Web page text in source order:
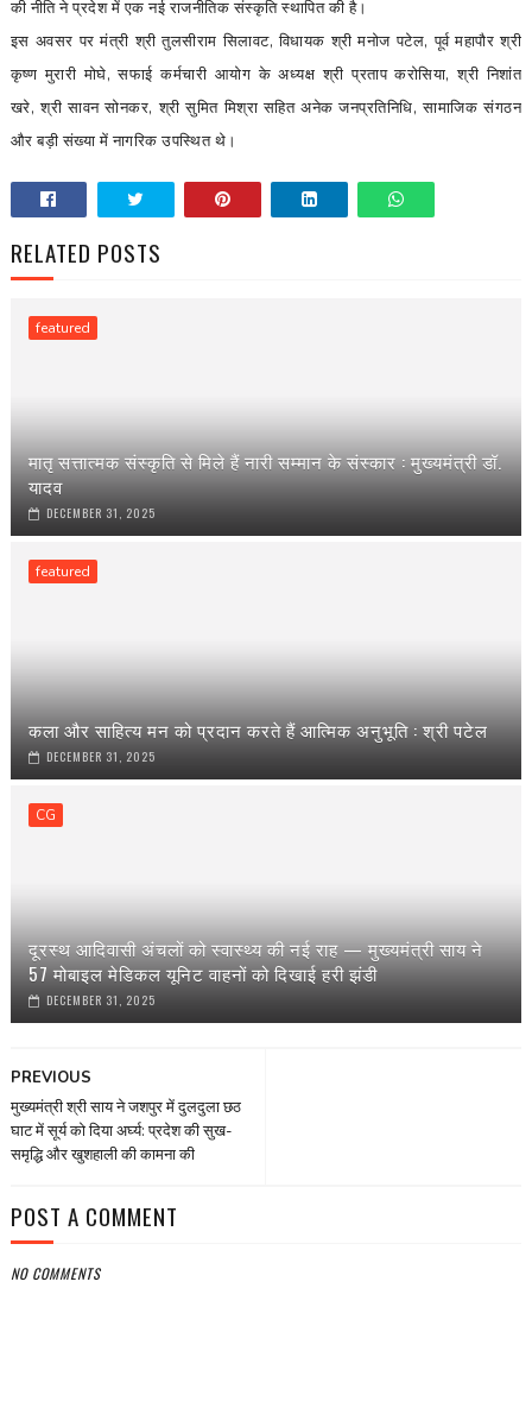
की नीति ने प्रदेश में एक नई राजनीतिक संस्कृति स्थापित की है।
इस अवसर पर मंत्री श्री तुलसीराम सिलावट,विधायक श्री मनोज पटेल,पूर्व महापौर श्री
कृष्ण मुरारी मोघे,सफाई कर्मचारी आयोग के अध्यक्ष श्री प्रताप करोसिया,श्री निशांत
खरे,श्री सावन सोनकर,श्री सुमित मिश्रा सहित अनेक जनप्रतिनिधि,सामाजिक संगठन
और बड़ी संख्या में नागरिक उपस्थित थे।
RELATED POSTS
featured
मातृ सत्तात्मक संस्कृति से मिले हैं नारी सम्मान के संस्कार : मुख्यमंत्री डॉ.
यादव
DECEMBER 31, 2025
featured
कला और साहित्य मन को प्रदान करते हैं आत्मिक अनुभूति : श्री पटेल
DECEMBER 31, 2025
CG
दूरस्थ आदिवासी अंचलों को स्वास्थ्य की नई राह — मुख्यमंत्री साय ने
57 मोबाइल मेडिकल यूनिट वाहनों को दिखाई हरी झंडी
DECEMBER 31, 2025
PREVIOUS
मुख्यमंत्री श्री साय ने जशपुर में दुलदुला छठ
घाट में सूर्य को दिया अर्घ्य: प्रदेश की सुख-
समृद्धि और खुशहाली की कामना की
POST A COMMENT
NO COMMENTS